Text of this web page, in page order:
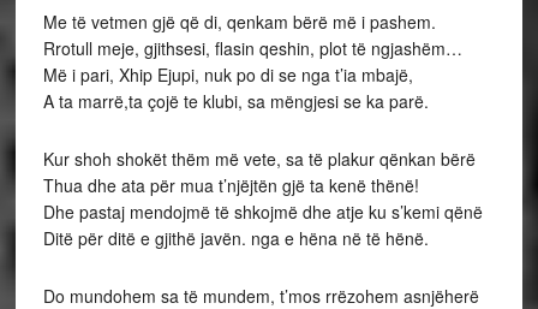
Me të vetmen gjë që di, qenkam bërë më i pashem.
Rrotull meje, gjithsesi, flasin qeshin, plot të ngjashëm…
Më i pari, Xhip Ejupi, nuk po di se nga t’ia mbajë,
A ta marrë,ta çojë te klubi, sa mëngjesi se ka parë.
Kur shoh shokët thëm më vete, sa të plakur qënkan bërë
Thua dhe ata për mua t’njëjtën gjë ta kenë thënë!
Dhe pastaj mendojmë të shkojmë dhe atje ku s’kemi qënë
Ditë për ditë e gjithë javën. nga e hëna në të hënë.
Do mundohem sa të mundem, t’mos rrëzohem asnjëherë